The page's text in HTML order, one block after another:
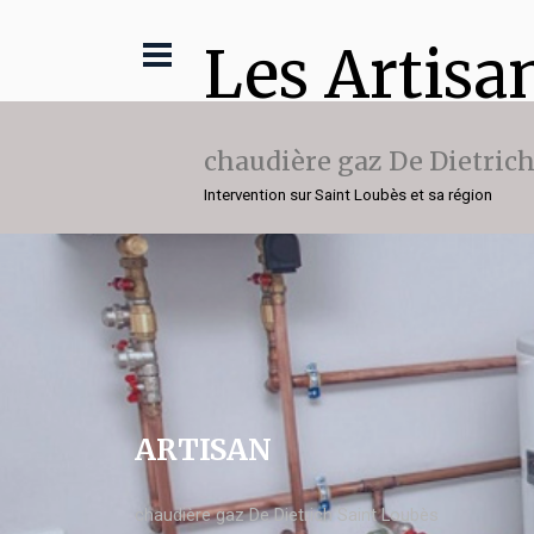
Les
chaudière gaz De Dietrich
Intervention sur Saint Loubès et sa région
ARTISAN
chaudière gaz De Dietrich Saint Loubès